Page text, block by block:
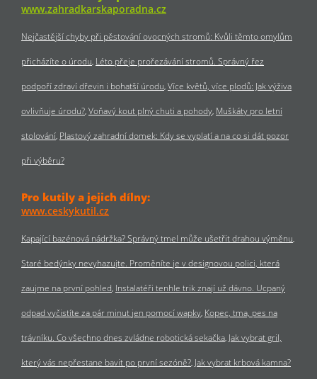
www.zahradkarskaporadna.cz
Nejčastější chyby při pěstování ovocných stromů: Kvůli těmto omylům
přicházíte o úrodu Léto přeje prořezávání stromů. Správný řez
podpoří zdraví dřevin i bohatší úrodu Více květů, více plodů: Jak výživa
ovlivňuje úrodu? Voňavý kout plný chuti a pohody Muškáty pro letní
stolování Plastový zahradní domek: Kdy se vyplatí a na co si dát pozor
při výběru?
Pro kutily a jejich dílny:
www.ceskykutil.cz
Kapající bazénová nádržka? Správný tmel může ušetřit drahou výměnu
Staré bedýnky nevyhazujte. Proměníte je v designovou polici, která
zaujme na první pohled Instalatéři tenhle trik znají už dávno. Ucpaný
odpad vyčistíte za pár minut jen pomocí wapky Kopec, tma, pes na
trávníku. Co všechno dnes zvládne robotická sekačka Jak vybrat gril,
který vás nepřestane bavit po první sezóně? Jak vybrat krbová kamna?